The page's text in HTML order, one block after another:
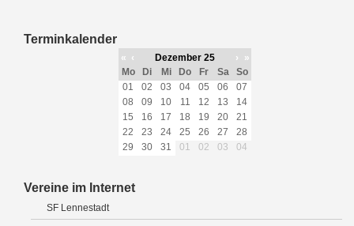
Terminkalender
« ‹ Dezember 25 ›
»
Mo
Di Mi Do Fr Sa
So
01
02 03 04 05 06
07
08
09 10 11 12 13
14
15
16 17 18 19 20
21
22
23 24 25 26 27
28
29
30 31 01 02 03 04
Vereine im Internet
SF Lennestadt